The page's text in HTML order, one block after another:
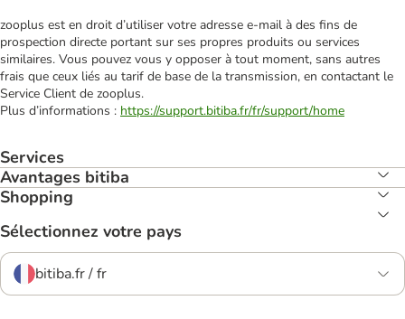
zooplus est en droit d’utiliser votre adresse e‑mail à des fins de
prospection directe portant sur ses propres produits ou services
similaires. Vous pouvez vous y opposer à tout moment, sans autres
frais que ceux liés au tarif de base de la transmission, en contactant le
Service Client de zooplus.
Plus d’informations : https://support.bitiba.fr/fr/support/home
Services
Avantages bitiba
Shopping
Sélectionnez votre pays
bitiba.fr / fr